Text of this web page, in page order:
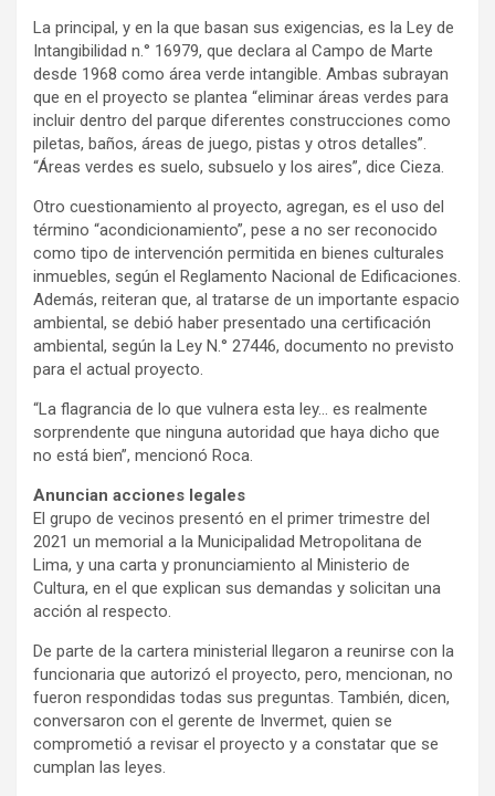
La principal, y en la que basan sus exigencias, es la Ley de
Intangibilidad n.° 16979, que declara al Campo de Marte
desde 1968 como área verde intangible. Ambas subrayan
que en el proyecto se plantea “eliminar áreas verdes para
incluir dentro del parque diferentes construcciones como
piletas, baños, áreas de juego, pistas y otros detalles”.
“Áreas verdes es suelo, subsuelo y los aires”, dice Cieza.
Otro cuestionamiento al proyecto, agregan, es el uso del
término “acondicionamiento”, pese a no ser reconocido
como tipo de intervención permitida en bienes culturales
inmuebles, según el Reglamento Nacional de Edificaciones.
Además, reiteran que, al tratarse de un importante espacio
ambiental, se debió haber presentado una certificación
ambiental, según la Ley N.° 27446, documento no previsto
para el actual proyecto.
“La flagrancia de lo que vulnera esta ley… es realmente
sorprendente que ninguna autoridad que haya dicho que
no está bien”, mencionó Roca.
Anuncian acciones legales
El grupo de vecinos presentó en el primer trimestre del
2021 un memorial a la Municipalidad Metropolitana de
Lima, y una carta y pronunciamiento al Ministerio de
Cultura, en el que explican sus demandas y solicitan una
acción al respecto.
De parte de la cartera ministerial llegaron a reunirse con la
funcionaria que autorizó el proyecto, pero, mencionan, no
fueron respondidas todas sus preguntas. También, dicen,
conversaron con el gerente de Invermet, quien se
comprometió a revisar el proyecto y a constatar que se
cumplan las leyes.